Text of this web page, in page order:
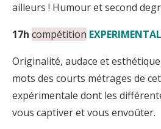
ailleurs ! Humour et second
17h compétition
Originalité, audace et
mots des courts métrages de
expérimentale dont les
vous captiver et vous envoûter.